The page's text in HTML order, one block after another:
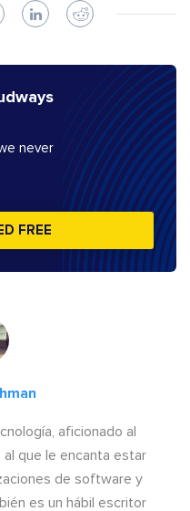
never
FREE
aficionado al
que le encanta estar
de software y
es un hábil escritor